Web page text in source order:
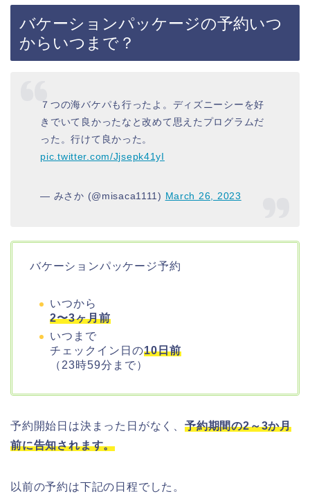
バケーションパッケージの予約いつ
からいつまで？
７つの海バケパも行ったよ。ディズニーシーを好
きでいて良かったなと改めて思えたプログラムだ
った。行けて良かった。
pic.twitter.com/Jjsepk41yI
— みさか (@misaca1111) March 26, 2023
バケーションパッケージ予約
いつから
2〜3ヶ月前
いつまで
チェックイン日の10日前
（23時59分まで）
予約開始日は決まった日がなく、 予約期間の2～3か月
前に告知されます。
以前の予約は下記の日程でした。